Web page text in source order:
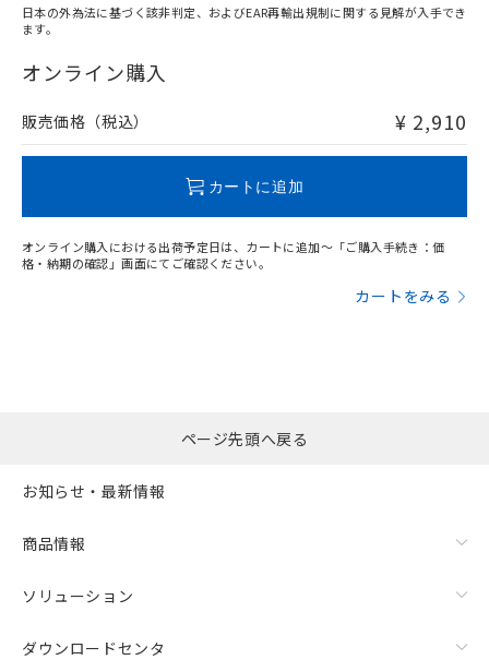
在庫等で未対応品が混在する可能性があります。
問い合わせください。
日本の外為法に基づく該非判定、およびEAR再輸出規制に関する見解が入手でき
ます。
オンライン購入
販売価格（税込） ¥ 2,910
カートに追加
オンライン購入における出荷予定日は、カートに追加～「ご購入手続き：価
格・納期の確認」画面にてご確認ください。
カートをみる
ページ先頭へ戻る
お知らせ・最新情報
商品情報
ソリューション
ダウンロードセンタ